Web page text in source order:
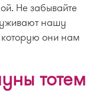
Не забывайте
нашу
они нам
тотем